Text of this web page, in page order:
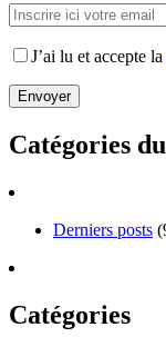
J’ai lu et accepte la
Catégories
Derniers posts
Catégories